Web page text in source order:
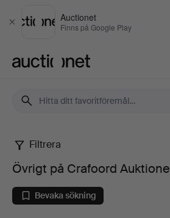
Stäng
Auctionet
Finns på Google Play
Övrigt
på
Crafoord
Filtrera
Övrigt på Crafoord
Bevaka sökning